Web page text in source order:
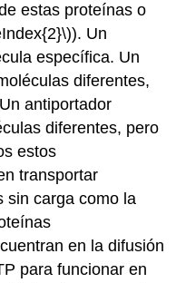
estas proteínas o
). Un
específica. Un
diferentes,
Unantiportador
diferentes, pero
estos
transportar
sin carga como la
en la difusión
para funcionar en